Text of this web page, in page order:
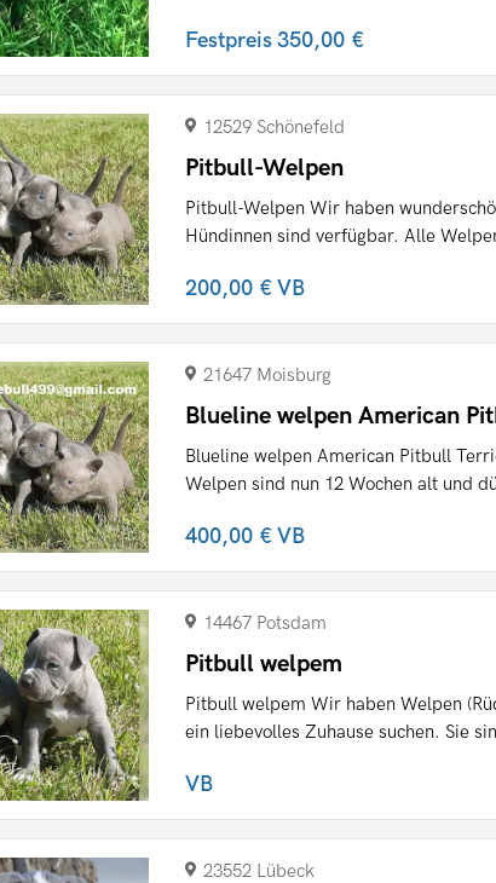
Festpreis350,00 €
12529 Schönefeld
Pitbull-Welpen
Pitbull-Welpen Wir haben
Hündinnen sind verfügbar. Alle
200,00 €VB
21647 Moisburg
Blueline welpen American
Blueline welpen American Pitbull
Welpen sind nun 12 Wochen alt und
400,00 €VB
14467 Potsdam
Pitbull welpem
Pitbull welpem Wir haben Welpen
ein liebevolles Zuhause suchen. Sie
VB
23552 Lübeck